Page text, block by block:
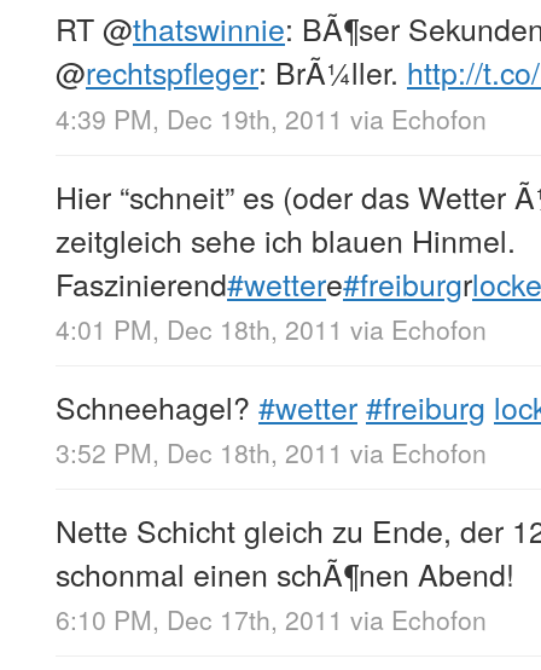
RT@thatswinnie: BÃ¶ser
@rechtspfleger: BrÃ¼ller. http://
4:39 PM, Dec 19th, 2011 via Echofon
Hier “schneit” es (oder das Wetter
zeitgleich sehe ich blauen Hinmel.
Faszinierend#wettere#freiburgr
4:01 PM, Dec 18th, 2011 via Echofon
Schneehagel? #wetter#freiburg
3:52 PM, Dec 18th, 2011 via Echofon
Nette Schicht gleich zu Ende, der
schonmal einen schÃ¶nen Abend!
6:10 PM, Dec 17th, 2011 via Echofon